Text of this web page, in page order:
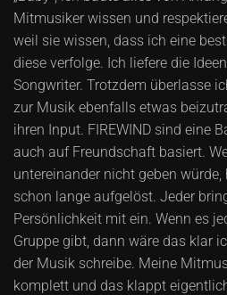
Mitmusiker wissen und
weil sie wissen, dass ich eine
diese verfolge. Ich liefere die
Songwriter. Trotzdem überlasse
zur Musik ebenfalls etwas
ihren Input. FIREWIND sind eine
auch auf Freundschaft basiert.
untereinander nicht geben
schon lange aufgelöst. Jeder
Persönlichkeit mit ein. Wenn es
Gruppe gibt, dann wäre das klar
der Musik schreibe. Meine
komplett und das klappt